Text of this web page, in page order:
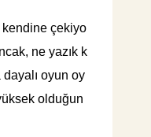
kendine çekiyo
ne yazık k
oyun oy
olduğun